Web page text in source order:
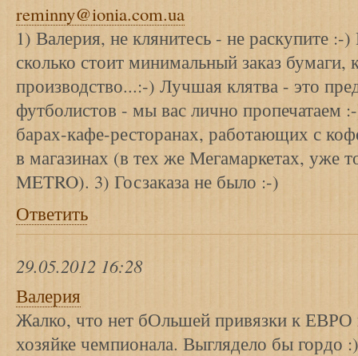
reminny@ionia.com.ua
1) Валерия, не клянитесь - не раскупите
сколько стоит минимальный заказ бумаги,
производство...:-) Лучшая клятва - это
футболистов - мы вас лично пропечатаем
барах-кафе-ресторанах, работающих с
в магазинах (в тех же Мегамаркетах, уже
METRO). 3) Госзаказа не было :-)
Ответить
29.05.2012 16:28
Валерия
Жалко, что нет бОльшей привязки к
хозяйке чемпионала. Выглядело бы гордо :)